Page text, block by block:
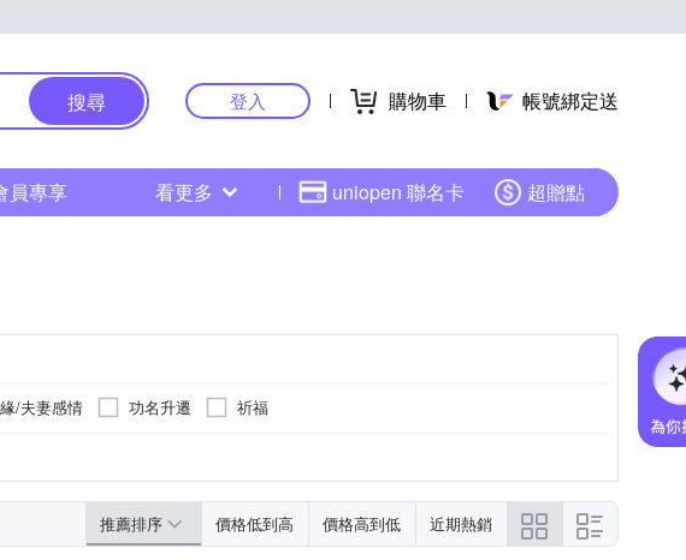
搜尋 登入 購物車 帳號綁定送
員專享 看更多 uniopen 聯名卡 超贈點
/夫妻感情 功名升遷 祈福
推薦排序 價格低到高 價格高到低 近期熱銷